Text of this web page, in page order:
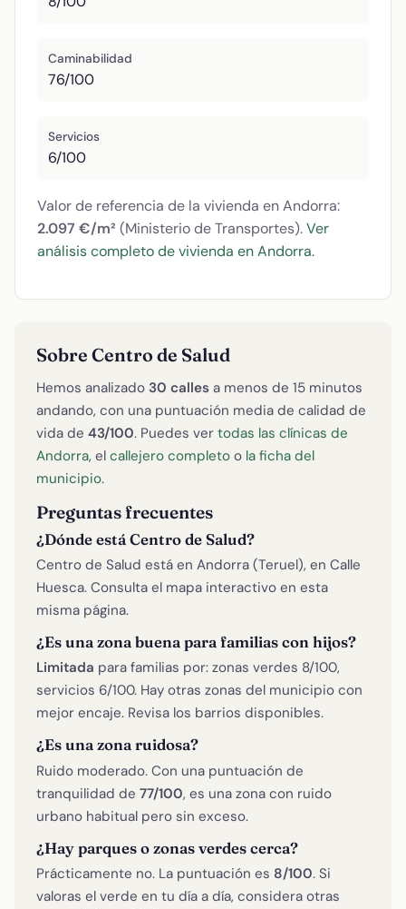
Caminabilidad
76/100
Servicios
6/100
Valor de referencia de la vivienda en Andorra:
2.097 €/m² (Ministerio de Transportes).Ver
análisis completo de vivienda en Andorra.
Sobre Centro de Salud
Hemos analizado 30 calles a menos de 15 minutos
andando, con una puntuación media de calidad de
vida de 43/100. Puedes ver todas las clínicas de
Andorra, el callejero completo o la ficha del
municipio.
Preguntas frecuentes
¿Dónde está Centro de Salud?
Centro de Salud está en Andorra (Teruel), en Calle
Huesca. Consulta el mapa interactivo en esta
misma página.
¿Es una zona buena para familias con hijos?
Limitada para familias por: zonas verdes 8/100,
servicios 6/100. Hay otras zonas del municipio con
mejor encaje. Revisa los barrios disponibles.
¿Es una zona ruidosa?
Ruido moderado. Con una puntuación de
tranquilidad de 77/100, es una zona con ruido
urbano habitual pero sin exceso.
¿Hay parques o zonas verdes cerca?
Prácticamente no. La puntuación es 8/100. Si
valoras el verde en tu día a día, considera otras